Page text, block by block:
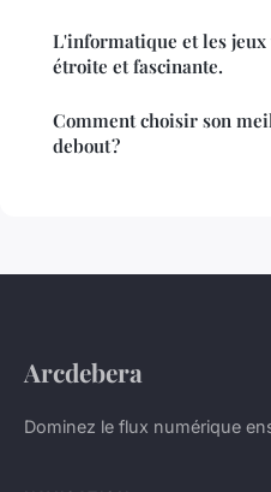
L'informatique et les
étroite et fascinante.
Comment choisir son
debout ?
Arcdebera
Dominez le flux numérique